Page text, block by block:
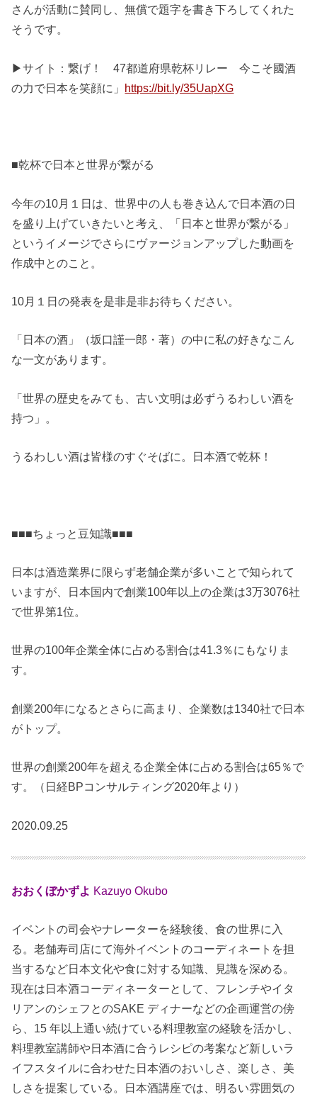
さんが活動に賛同し、無償で題字を書き下ろしてくれた
そうです。
▶︎サイト：繋げ！ 47都道府県乾杯リレー 今こそ國酒
の力で日本を笑顔に」 https://bit.ly/35UapXG
■乾杯で日本と世界が繋がる
今年の10月１日は、世界中の人も巻き込んで日本酒の日
を盛り上げていきたいと考え、「日本と世界が繋がる」
というイメージでさらにヴァージョンアップした動画を
作成中とのこと。
10月１日の発表を是非是非お待ちください。
「日本の酒」（坂口謹一郎・著）の中に私の好きなこん
な一文があります。
「世界の歴史をみても、古い文明は必ずうるわしい酒を
持つ」。
うるわしい酒は皆様のすぐそばに。日本酒で乾杯！
■■■ちょっと豆知識■■■
日本は酒造業界に限らず老舗企業が多いことで知られて
いますが、日本国内で創業100年以上の企業は3万3076社
で世界第1位。
世界の100年企業全体に占める割合は41.3％にもなりま
す。
創業200年になるとさらに高まり、企業数は1340社で日本
がトップ。
世界の創業200年を超える企業全体に占める割合は65％で
す。（日経BPコンサルティング2020年より）
2020.09.25
おおくぼかずよ Kazuyo Okubo
イベントの司会やナレーターを経験後、食の世界に入
る。老舗寿司店にて海外イベントのコーディネートを担
当するなど日本文化や食に対する知識、見識を深める。
現在は日本酒コーディネーターとして、フレンチやイタ
リアンのシェフとのSAKE ディナーなどの企画運営の傍
ら、15 年以上通い続けている料理教室の経験を活かし、
料理教室講師や日本酒に合うレシピの考案など新しいラ
イフスタイルに合わせた日本酒のおいしさ、楽しさ、美
しさを提案している。日本酒講座では、明るい雰囲気の